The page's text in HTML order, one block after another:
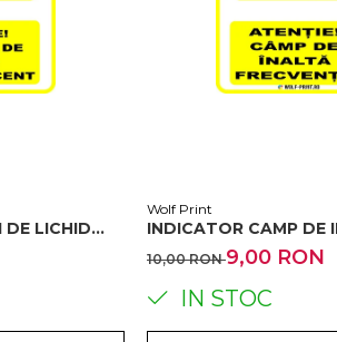
DE LICHID
Wolf Print
INDICATOR CAMP DE
FRECVENTA
10,00 RON9,00 RON
IN STOC